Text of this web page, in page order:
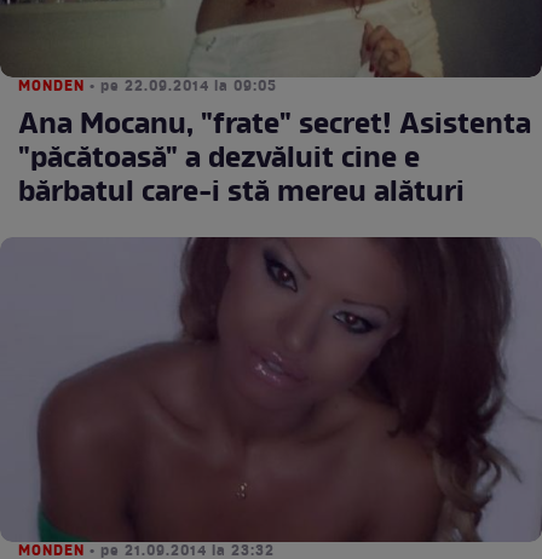
MONDEN • pe 22.09.2014 la 09:05
Ana Mocanu, "frate" secret! Asistenta
"păcătoasă" a dezvăluit cine e
bărbatul care-i stă mereu alături
MONDEN • pe 21.09.2014 la 23:32